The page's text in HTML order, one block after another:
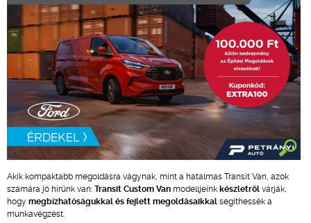
Akik kompaktabb megoldásra vágynak, mint a hatalmas Transit Van, azok
számára jó hírünk van: Transit Custom Van modelljeink készletről várják,
hogy megbízhatóságukkal és fejlett megoldásaikkal segíthessék a
munkavégzést.